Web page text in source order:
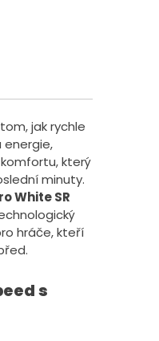
jak rychle
energie,
který
minuty.
White SR
hráče, kteří
s